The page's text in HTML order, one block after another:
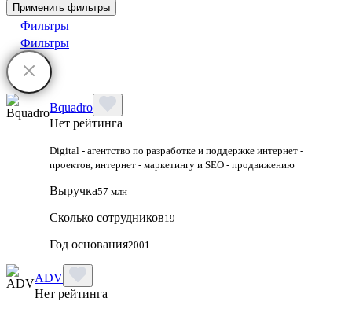
Применить фильтры
Фильтры
Фильтры
Bquadro
Нет рейтинга
Digital - агентство по разработке и поддержке интернет -
проектов, интернет - маркетингу и SEO - продвижению
Выручка57 млн
Сколько сотрудников19
Год основания2001
ADV
Нет рейтинга